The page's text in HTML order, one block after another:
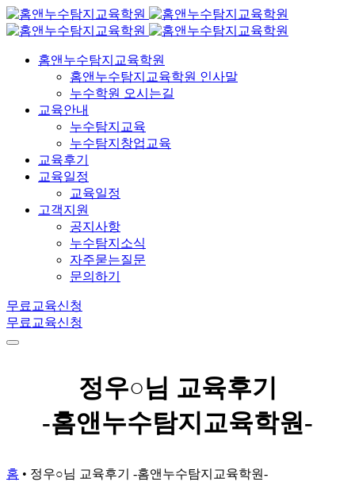
홈앤누수탐지교육학원
홈앤누수탐지교육학원 인사말
누수학원 오시는길
교육안내
누수탐지교육
누수탐지창업교육
교육후기
교육일정
교육일정
고객지원
공지사항
누수탐지소식
자주묻는질문
문의하기
무료교육신청
무료교육신청
정우○님 교육후기
-홈앤누수탐지교육학원-
홈 • 정우○님 교육후기 -홈앤누수탐지교육학원-